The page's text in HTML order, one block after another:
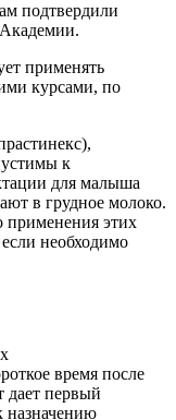
подтвердили
применять
курсами, по
к
для малыша
в грудное молоко.
применения этих
необходимо
время после
дает первый
назначению